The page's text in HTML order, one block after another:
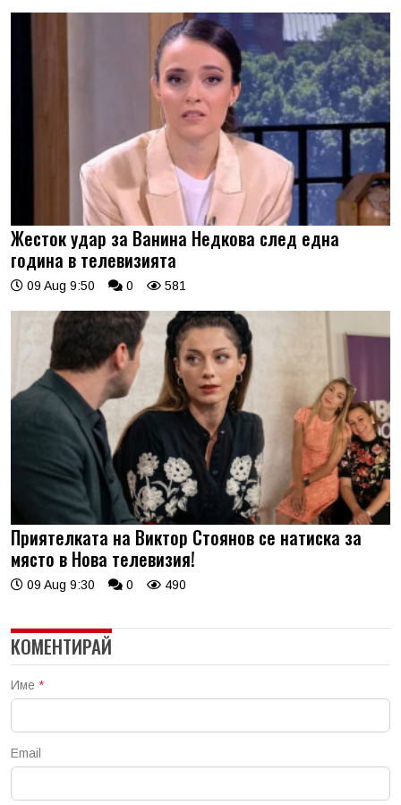
Жесток удар за Ванина Недкова след една
година в телевизията
09 Aug 9:50 0 581
Приятелката на Виктор Стоянов се натиска за
място в Нова телевизия!
09 Aug 9:30 0 490
КОМЕНТИРАЙ
Име *
Email